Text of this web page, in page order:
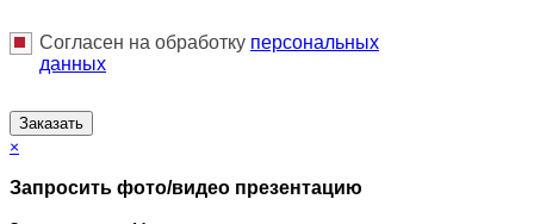
Согласен на обработку персональныx
данных
Заказать
×
Запросить фото/видео презентацию